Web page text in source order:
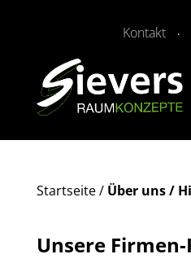
Kontakt
Startseite/ Über uns /
Unsere